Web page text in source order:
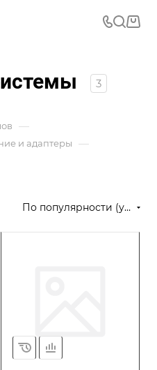
3
—
и адаптеры —
По популярности (убывание)